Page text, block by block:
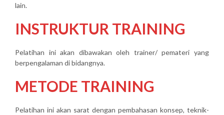
lain.
INSTRUKTUR TRAINING
Pelatihan ini akan dibawakan oleh trainer/ pemateri yang
berpengalaman di bidangnya.
METODE TRAINING
Pelatihan ini akan sarat dengan pembahasan konsep, teknik-